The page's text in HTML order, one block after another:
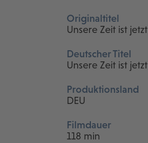
Originaltitel
Unsere Zeit ist jetzt
Deutscher Titel
Unsere Zeit ist jetzt
Produktionsland
DEU
Filmdauer
118 min